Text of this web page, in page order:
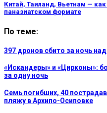
Китай, Таиланд, Вьетнам —
паназиатском формате
По теме:
397 дронов сбито за ночь
«Искандеры» и «Цирконы»:
за одну ночь
Семь погибших, 40
пляжу в Архипо-Осиповке